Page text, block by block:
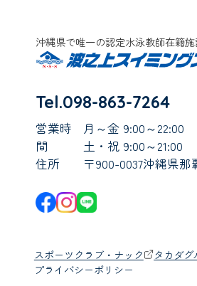
沖縄県で唯一の認定水泳教師在籍
Tel.098-863-7264
営業時
間
月～金 9:00～22:00
土・祝 9:00～21:00
住所
〒900-0037沖縄県那
スポーツクラブ・ナック
タカダ
プライバシーポリシー